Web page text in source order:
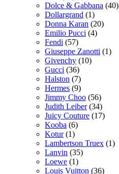
Dolce & Gabbana (40)
Dollargrand (1)
Donna Karan (20)
Emilio Pucci (4)
Fendi (57)
Giuseppe Zanotti (1)
Givenchy (10)
Gucci (36)
Halston (7)
Hermes (9)
Jimmy Choo (56)
Judith Leiber(34)
Juicy Couture (17)
Kooba (6)
Kotur(1)
Lambertson Truex (1)
Lanvin (35)
Loewe (1)
Louis Vuitton (36)